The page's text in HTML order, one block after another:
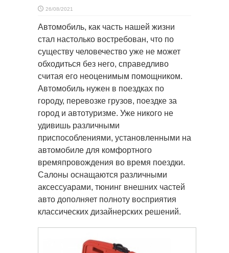
26/08/2021
Автомобиль, как часть нашей жизни
стал настолько востребован, что по
существу человечество уже не может
обходиться без него, справедливо
считая его неоценимым помощником.
Автомобиль нужен в поездках по
городу, перевозке грузов, поездке за
город и автотуризме. Уже никого не
удивишь различными
приспособлениями, установленными на
автомобиле для комфортного
времяпровождения во время поездки.
Салоны оснащаются различными
аксессуарами, тюнинг внешних частей
авто дополняет полноту восприятия
классических дизайнерских решений.